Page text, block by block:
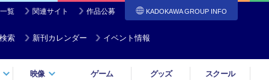
覧 関連サイト 作品公募 KADOKAWA GROUP INFO
索 新刊カレンダー イベント情報
映像 ゲーム グッズ スクール